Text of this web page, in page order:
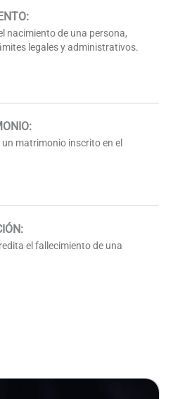
:
nacimiento de una persona,
legales y administrativos.
matrimonio inscrito en el
:
el fallecimiento de una